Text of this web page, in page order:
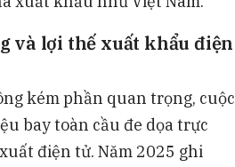
và lợi thế xuất khẩu điện
kém phần quan trọng, cuộc
bay toàn cầu đe dọa trực
điện tử. Năm 2025 ghi